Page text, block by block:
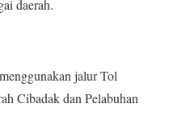
daerah.
jalur Tol
Cibadak dan Pelabuhan